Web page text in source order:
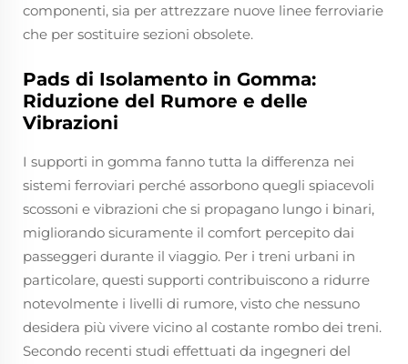
componenti, sia per attrezzare nuove linee ferroviarie
che per sostituire sezioni obsolete.
Pads di Isolamento in Gomma:
Riduzione del Rumore e delle
Vibrazioni
I supporti in gomma fanno tutta la differenza nei
sistemi ferroviari perché assorbono quegli spiacevoli
scossoni e vibrazioni che si propagano lungo i binari,
migliorando sicuramente il comfort percepito dai
passeggeri durante il viaggio. Per i treni urbani in
particolare, questi supporti contribuiscono a ridurre
notevolmente i livelli di rumore, visto che nessuno
desidera più vivere vicino al costante rombo dei treni.
Secondo recenti studi effettuati da ingegneri del